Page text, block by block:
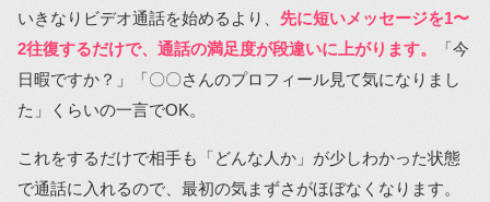
いきなりビデオ通話を始めるより、 先に短いメッセージを1〜
2往復するだけで、通話の満足度が段違いに上がります。
「今
日暇ですか？」「〇〇さんのプロフィール見て気になりまし
た」くらいの一言でOK。
これをするだけで相手も「どんな人か」が少しわかった状態
で通話に入れるので、最初の気まずさがほぼなくなります。